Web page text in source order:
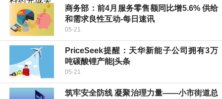
商务部：前4月服务零售额同比增5.6% 供给
和需求良性互动-每日速讯
05-21
PriceSeek提醒：天华新能子公司拥有3万
吨碳酸锂产能|头条
05-21
筑牢安全防线 凝聚治理力量——小市街道总